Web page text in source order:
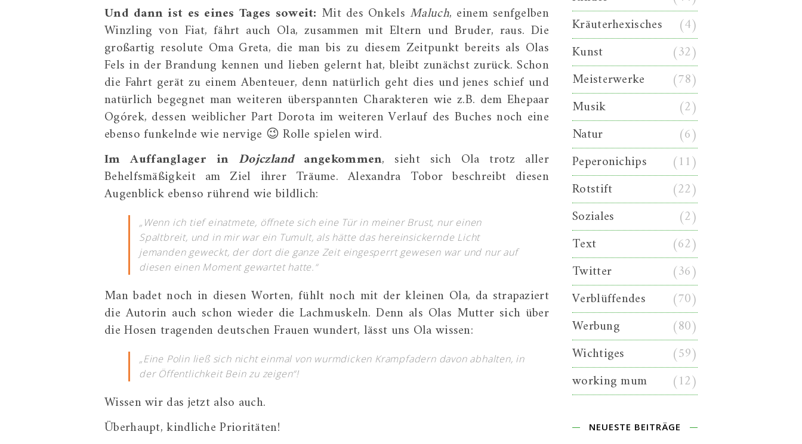
Und dann ist es eines Tages soweit: Mit des OnkelsMaluch, einem senfgelben
Winzling von Fiat, fährt auch Ola, zusammen mit Eltern und Bruder, raus. Die
großartig resolute Oma Greta, die man bis zu diesem Zeitpunkt bereits als Olas
Fels in der Brandung kennen und lieben gelernt hat, bleibt zunächst zurück. Schon
die Fahrt gerät zu einem Abenteuer, denn natürlich geht dies und jenes schief und
natürlich begegnet man weiteren überspannten Charakteren wie z.B. dem Ehepaar
Ogórek, dessen weiblicher Part Dorota im weiteren Verlauf des Buches noch eine
ebenso funkelnde wie nervige 😉 Rolle spielen wird.
Im Auffanglager in Dojczlandangekommen, sieht sich Ola trotz aller
Behelfsmäßigkeit am Ziel ihrer Träume. Alexandra Tobor beschreibt diesen
Augenblick ebenso rührend wie bildlich:
„Wenn ich tief einatmete, öffnete sich eine Tür in meiner Brust, nur einen
Spaltbreit, und in mir war ein Tumult, als hätte das hereinsickernde Licht
jemanden geweckt, der dort die ganze Zeit eingesperrt gewesen war und nur auf
diesen einen Moment gewartet hatte.“
Man badet noch in diesen Worten, fühlt noch mit der kleinen Ola, da strapaziert
die Autorin auch schon wieder die Lachmuskeln. Denn als Olas Mutter sich über
die Hosen tragenden deutschen Frauen wundert, lässt uns Ola wissen:
„Eine Polin ließ sich nicht einmal von wurmdicken Krampfadern davon abhalten, in
der Öffentlichkeit Bein zu zeigen“!
Wissen wir das jetzt also auch.
Überhaupt, kindliche Prioritäten!
Kräuterhexisches
(4)
Kunst
(32)
Meisterwerke
(78)
Musik
(2)
Natur
(6)
Peperonichips
(11)
Rotstift
(22)
Soziales
(2)
Text
(62)
Twitter
(36)
Verblüffendes
(70)
Werbung
(80)
Wichtiges
(59)
working mum
(12)
NEUESTE BEITRÄGE